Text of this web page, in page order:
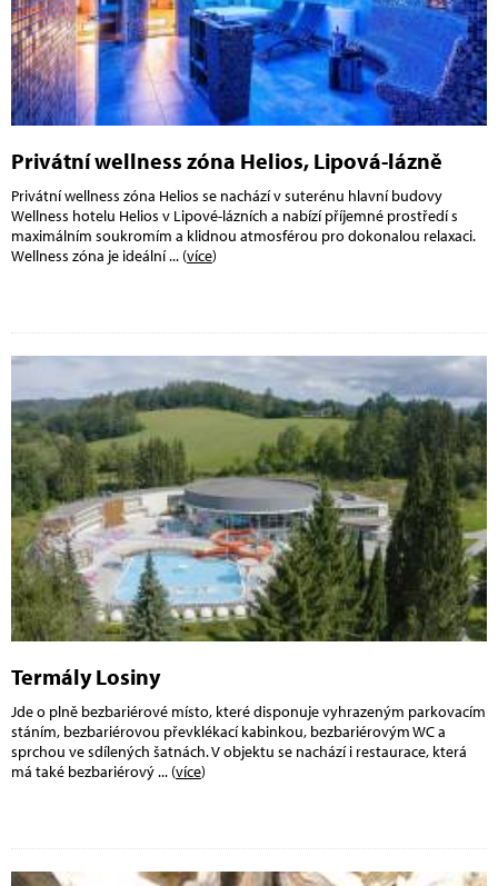
Privátní wellness zóna Helios, Lipová-lázně
Privátní wellness zóna Helios se nachází v suterénu hlavní budovy
Wellness hotelu Helios v Lipové-lázních a nabízí příjemné prostředí s
maximálním soukromím a klidnou atmosférou pro dokonalou relaxaci.
Wellness zóna je ideální... (více)
Termály Losiny
Jde o plně bezbariérové místo, které disponuje vyhrazeným parkovacím
stáním, bezbariérovou převklékací kabinkou, bezbariérovým WC a
sprchou ve sdílených šatnách. V objektu se nachází i restaurace, která
má také bezbariérový... (více)